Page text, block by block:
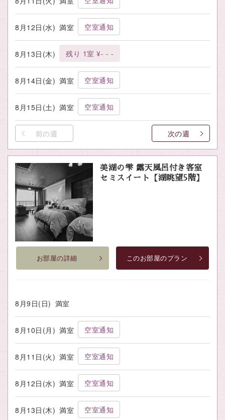
8月12日(水) 満室 空室通知
8月13日(木) 残り 1室 ¥- - -
8月14日(金) 満室 空室通知
8月15日(土) 満室 空室通知
前の週 次の週
美湖の雫 露天風呂付き客室
セミスイート【湖眺望5階】
お部屋の詳細 このお部屋のプラン
8月9日(日) 満室
8月10日(月) 満室 空室通知
8月11日(火) 満室 空室通知
8月12日(水) 満室 空室通知
8月13日(木) 満室 空室通知